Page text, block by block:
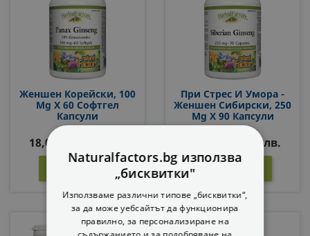
Женшен Корейски, 100
Mg X 60 Софтгел
Капсули
18,07 € / 35,34 лв.
При Стрес И Умора -
Женшен Сибирски, 250
Mg Х 90 Капсули
25,11 € / 49,11 лв.
Naturalfactors.bg използва
„бисквитки"
Използваме различни типове „бисквитки“,
за да може уебсайтът да функционира
правилно, за персонализиране на